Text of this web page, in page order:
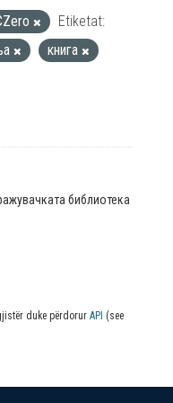
Etiketat:
книга
библиотека
duke përdorur API (see